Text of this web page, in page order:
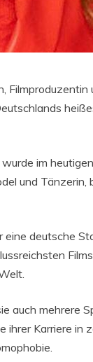
Filmproduzentin
im
und Tänzerin,
eine deutsche
auch mehrere
ihrer Karriere in